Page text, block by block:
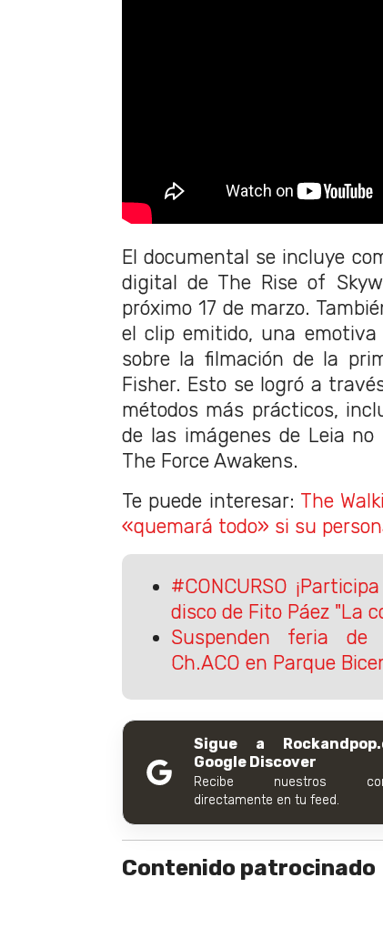
El documental se incluye
digital de The Rise of
próximo 17 de marzo.
el clip emitido, una emotiva
sobre la filmación de la
Fisher. Esto se logró a
métodos más prácticos,
de las imágenes de Leia
The Force Awakens.
Te puede interesar: The
«quemará todo» si su
#CONCURSO
disco de Fito Páez "La
Suspenden feria de
Ch.ACO en Parque
Sigue a
Google Discover
Recibe nuestros
directamente en tu feed.
Contenido patrocinado